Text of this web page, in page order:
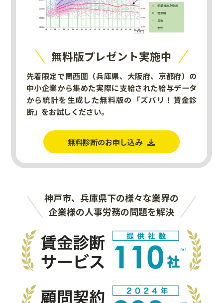
無料版プレゼント実施中
先着限定で関西圏（兵庫県、大阪府、京都府）の
中小企業から集めた実際に支給された給与データ
から統計を生成した無料版の「ズバリ！賃金診
断」をお試しください。
無料診断のお申し込み
神戸市、兵庫県下の様々な業界の
企業様の人事労務の問題を解決